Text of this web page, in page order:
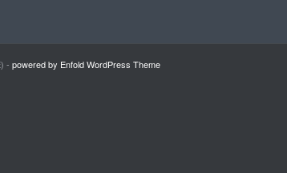
-powered by Enfold WordPress Theme